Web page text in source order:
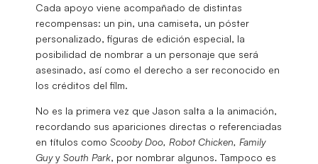
Cada apoyo viene acompañado de distintas
recompensas: un pin, una camiseta, un póster
personalizado, figuras de edición especial, la
posibilidad de nombrar a un personaje que será
asesinado, así como el derecho a ser reconocido en
los créditos del film.
No es la primera vez que Jason salta a la animación,
recordando sus apariciones directas o referenciadas
en títulos como Scooby Doo, Robot Chicken, Family
Guyy South Park, por nombrar algunos. Tampoco es